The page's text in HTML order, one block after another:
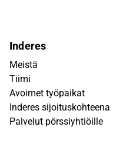
Inderes
Meistä
Tiimi
Avoimet työpaikat
Inderes sijoituskohteena
Palvelut pörssiyhtiöille